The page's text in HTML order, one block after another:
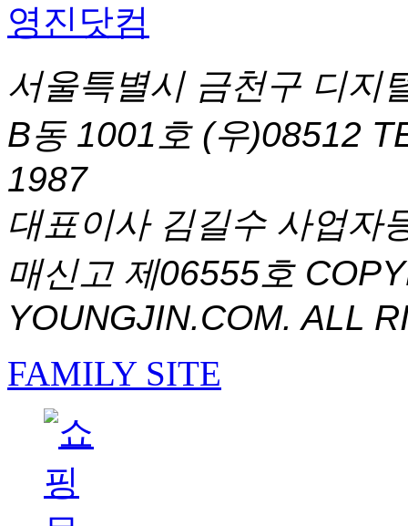
서울특별시 금천구 디지
B동 1001호 (우)08512
1987
대표이사 김길수 사업자
매신고 제06555호
YOUNGJIN.COM. ALL
FAMILY SITE